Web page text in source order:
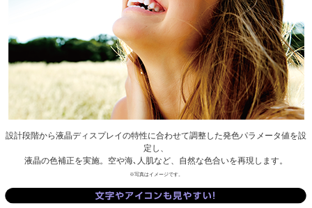
設計段階から液晶ディスプレイの特性に合わせて調整した発色パラメータ値を設
定し、
液晶の色補正を実施。空や海､人肌など、自然な色合いを再現します。
※写真はイメージです。